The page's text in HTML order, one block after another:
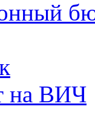
на ВИЧ